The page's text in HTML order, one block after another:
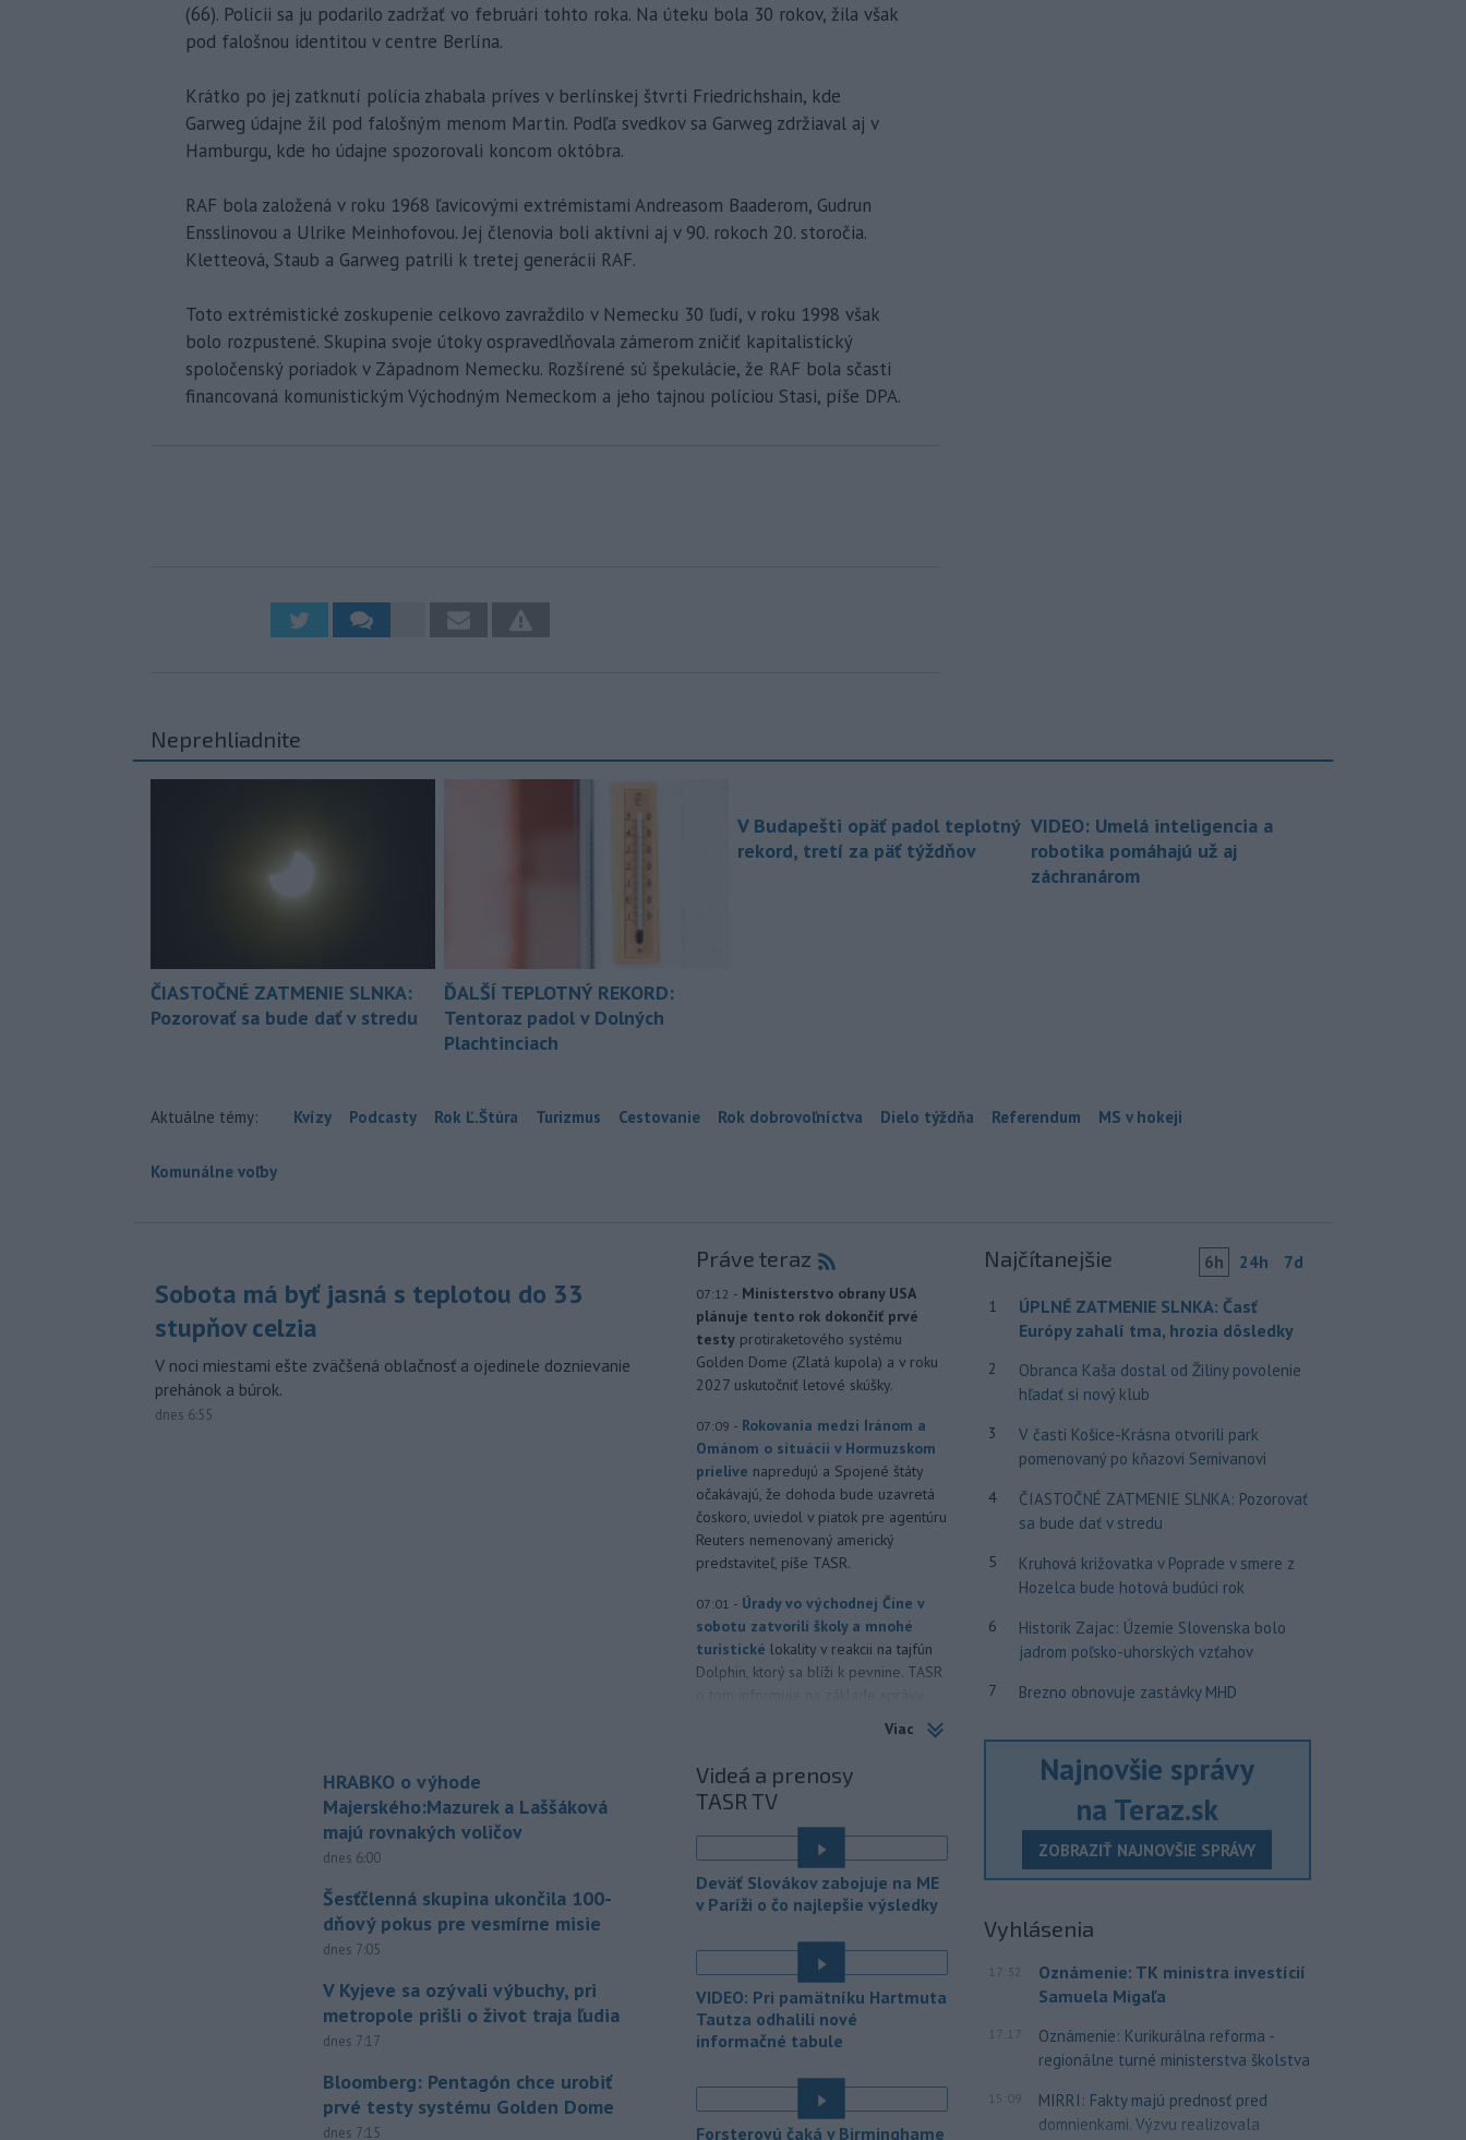
(66). Polícii sa ju podarilo zadržať vo februári tohto roka. Na úteku bola 30 rokov, žila však
pod falošnou identitou v centre Berlína.
Krátko po jej zatknutí polícia zhabala príves v berlínskej štvrti Friedrichshain, kde
Garweg údajne žil pod falošným menom Martin. Podľa svedkov sa Garweg zdržiaval aj v
Hamburgu, kde ho údajne spozorovali koncom októbra.
RAF bola založená v roku 1968 ľavicovými extrémistami Andreasom Baaderom, Gudrun
Ensslinovou a Ulrike Meinhofovou. Jej členovia boli aktívni aj v 90. rokoch 20. storočia.
Kletteová, Staub a Garweg patrili k tretej generácii RAF.
Toto extrémistické zoskupenie celkovo zavraždilo v Nemecku 30 ľudí, v roku 1998 však
bolo rozpustené. Skupina svoje útoky ospravedlňovala zámerom zničiť kapitalistický
spoločenský poriadok v Západnom Nemecku. Rozšírené sú špekulácie, že RAF bola sčasti
financovaná komunistickým Východným Nemeckom a jeho tajnou políciou Stasi, píše DPA.
Neprehliadnite
ČIASTOČNÉ ZATMENIE SLNKA:
Pozorovať sa bude dať v stredu
ĎALŠÍ TEPLOTNÝ REKORD:
Tentoraz padol v Dolných
Plachtinciach
V Budapešti opäť padol teplotný
rekord, tretí za päť týždňov
VIDEO: Umelá inteligencia a
robotika pomáhajú už aj
záchranárom
Aktuálne témy: Kvízy Podcasty Rok Ľ.Štúra Turizmus Cestovanie Rok dobrovoľníctva Dielo týždňa Referendum MS v hokeji
Komunálne voľby
Sobota má byť jasná s teplotou do 33
stupňov celzia
V noci miestami ešte zväčšená oblačnosť a ojedinele doznievanie
prehánok a búrok.
dnes 6:55
HRABKO o výhode
Majerského:Mazurek a Laššáková
majú rovnakých voličov
dnes 6:00
Šesťčlenná skupina ukončila 100-
dňový pokus pre vesmírne misie
dnes 7:05
V Kyjeve sa ozývali výbuchy, pri
metropole prišli o život traja ľudia
dnes 7:17
Bloomberg: Pentagón chce urobiť
prvé testy systému Golden Dome
dnes 7:15
Práve teraz
07:12 - Ministerstvo obrany USA
plánuje tento rok dokončiť prvé
testy protiraketového systému
Golden Dome (Zlatá kupola) a v roku
2027 uskutočniť letové skúšky.
07:09 - Rokovania medzi Iránom a
Ománom o situácii v Hormuzskom
prielive napredujú a Spojené štáty
očakávajú, že dohoda bude uzavretá
čoskoro, uviedol v piatok pre agentúru
Reuters nemenovaný americký
predstaviteľ, píše TASR.
07:01 - Úrady vo východnej Číne v
sobotu zatvorili školy a mnohé
turistické lokality v reakcii na tajfún
Dolphin, ktorý sa blíži k pevnine. TASR
Arnaldi vypadol na turnaji ATP
Masters 1000
- Pri požiari lesného porastu v
Trstíne v okrese Trnava zasahuje
takmer 50 hasičov.
20:01 - Vláda Konžskej
demokratickej republiky (KDR) v
piatok oznámila, že preverí, či sa v
zásielkach oxidu kobaltnatého
vyvážaných do Číny nachádza urán.
19:49 - Senát Spojených štátov v
piatok schválil návrh zákona o
sankciách zameraný na príjmy Ruska z
Viac
Videá a prenosy
TASR TV
Deväť Slovákov zabojuje na ME
v Paríži o čo najlepšie výsledky
VIDEO: Pri pamätníku Hartmuta
Tautza odhalili nové
informačné tabule
Forsterovú čaká v Birminghame
Najčítanejšie 6h 24h 7d
1
ÚPLNÉ ZATMENIE SLNKA: Časť
Európy zahalí tma, hrozia dôsledky
2
Obranca Kaša dostal od Žiliny povolenie
hľadať si nový klub
3
V časti Košice-Krásna otvorili park
pomenovaný po kňazovi Semivanovi
4
ČIASTOČNÉ ZATMENIE SLNKA: Pozorovať
sa bude dať v stredu
5
Kruhová križovatka v Poprade v smere z
Hozelca bude hotová budúci rok
6
Historik Zajac: Územie Slovenska bolo
jadrom poľsko-uhorských vzťahov
7 Brezno obnovuje zastávky MHD
Najnovšie správy
na Teraz.sk
ZOBRAZIŤ NAJNOVŠIE SPRÁVY
Vyhlásenia
17:32
Oznámenie: TK ministra investícií
Samuela Migaľa
17:17
Oznámenie: Kurikurálna reforma -
regionálne turné ministerstva školstva
15:09
MIRRI: Fakty majú prednosť pred
domnienkami. Výzvu realizovala